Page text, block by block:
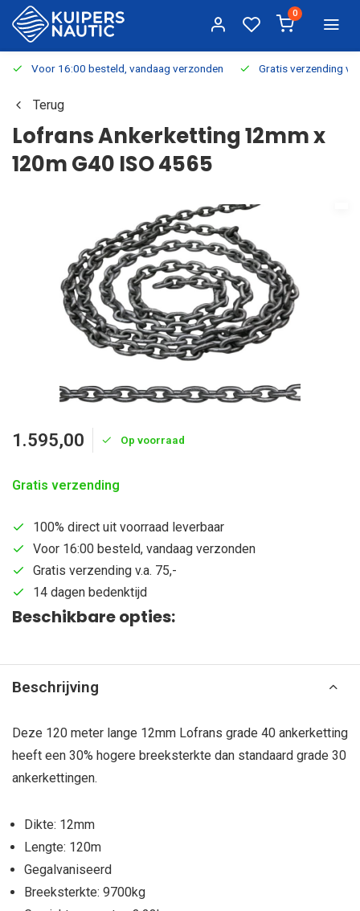
0
Voor 16:00 besteld, vandaag verzonden Gratis verzending
Terug
Lofrans Ankerketting 12mm x
120m G40 ISO 4565
1.595,00 Op voorraad
Gratis verzending
100% direct uit voorraad leverbaar
Voor 16:00 besteld, vandaag verzonden
Gratis verzending v.a. 75,-
14 dagen bedenktijd
Beschikbare opties:
Beschrijving
Deze 120 meter lange 12mm Lofrans grade 40 ankerketting
heeft een 30% hogere breeksterkte dan standaard grade 30
ankerkettingen.
Dikte: 12mm
Lengte: 120m
Gegalvaniseerd
Breeksterkte: 9700kg